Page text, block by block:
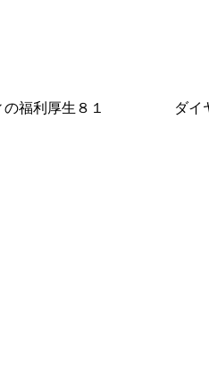
福利厚生８１ ダイ